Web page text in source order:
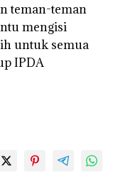
teman-teman
mengisi
untuk semua
IPDA